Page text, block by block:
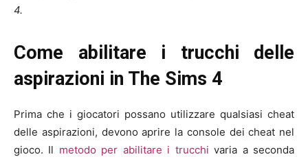
4.
Come abilitare i trucchi delle
aspirazioni in The Sims 4
Prima che i giocatori possano utilizzare qualsiasi cheat
delle aspirazioni, devono aprire la console dei cheat nel
gioco. Il metodo per abilitare i trucchi varia a seconda